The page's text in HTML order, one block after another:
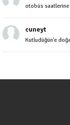
otobüs
cuneyt
Kutludüğün'e